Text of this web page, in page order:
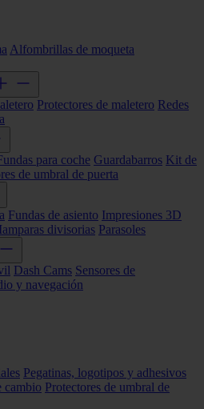
Alfombrillas de moqueta
Protectores de maletero Redes
para coche Guardabarros Kit de
de umbral de puerta
Fundas de asiento Impresiones 3D
divisorias Parasoles
Dash Cams Sensores de
y navegación
Pegatinas, logotipos y adhesivos
cambio Protectores de umbral de